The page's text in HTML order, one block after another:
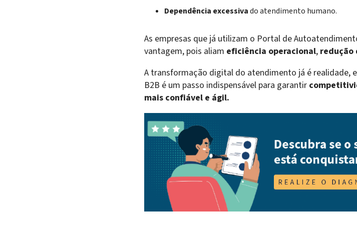
Dependência excessivado atendimento humano.
As empresas que já utilizam o Portal de
vantagem, pois aliam eficiência operacional, redução
A transformação digital do atendimento já é realidade,
B2B é um passo indispensável para garantir
mais confiável e ágil.